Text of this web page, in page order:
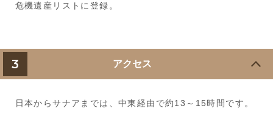
危機遺産リストに登録。
3 アクセス
日本からサナアまでは、中東経由で約13～15時間です。